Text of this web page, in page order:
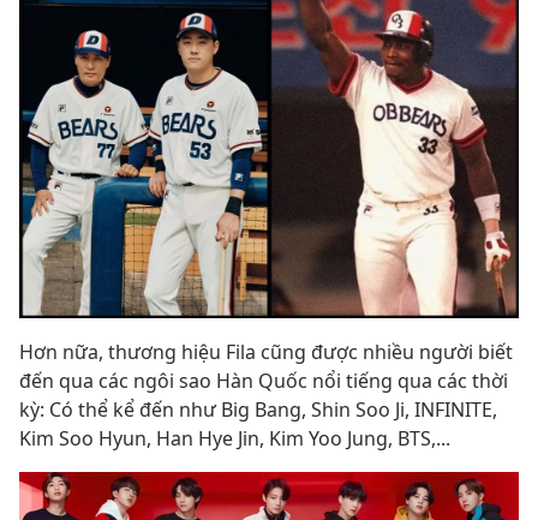
Hơn nữa, thương hiệu Fila cũng được nhiều người biết
đến qua các ngôi sao Hàn Quốc nổi tiếng qua các thời
kỳ: Có thể kể đến như Big Bang, Shin Soo Ji, INFINITE,
Kim Soo Hyun, Han Hye Jin, Kim Yoo Jung, BTS,...